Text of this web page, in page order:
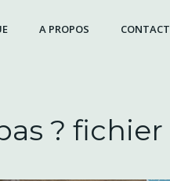
A PROPOS CONTACT
? fichier